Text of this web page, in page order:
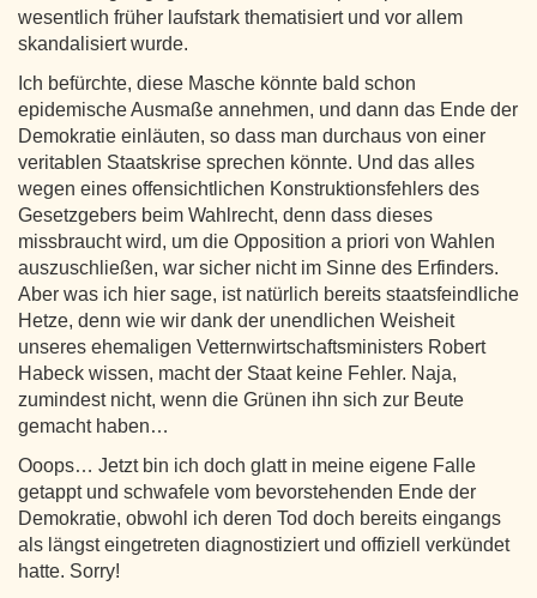
wesentlich früher laufstark thematisiert und vor allem
skandalisiert wurde.
Ich befürchte, diese Masche könnte bald schon
epidemische Ausmaße annehmen, und dann das Ende der
Demokratie einläuten, so dass man durchaus von einer
veritablen Staatskrise sprechen könnte. Und das alles
wegen eines offensichtlichen Konstruktionsfehlers des
Gesetzgebers beim Wahlrecht, denn dass dieses
missbraucht wird, um die Opposition a priori von Wahlen
auszuschließen, war sicher nicht im Sinne des Erfinders.
Aber was ich hier sage, ist natürlich bereits staatsfeindliche
Hetze, denn wie wir dank der unendlichen Weisheit
unseres ehemaligen Vetternwirtschaftsministers Robert
Habeck wissen, macht der Staat keine Fehler. Naja,
zumindest nicht, wenn die Grünen ihn sich zur Beute
gemacht haben…
Ooops… Jetzt bin ich doch glatt in meine eigene Falle
getappt und schwafele vom bevorstehenden Ende der
Demokratie, obwohl ich deren Tod doch bereits eingangs
als längst eingetreten diagnostiziert und offiziell verkündet
hatte. Sorry!